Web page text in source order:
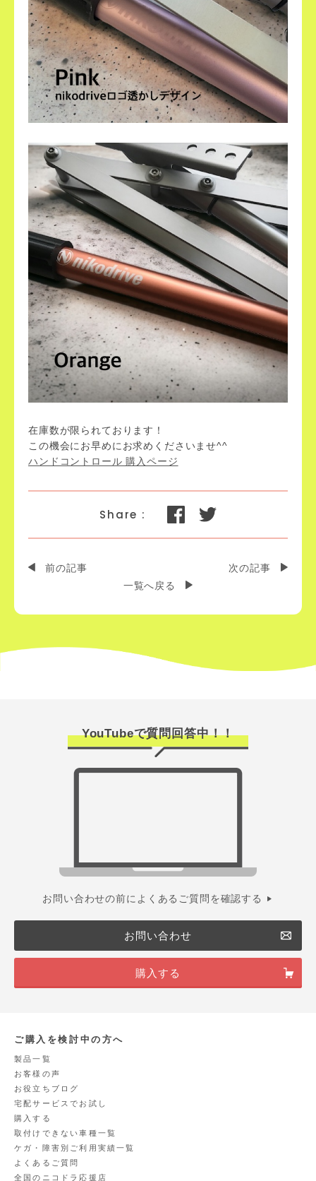
在庫数が限られております！
この機会にお早めにお求めくださいませ^^
ハンドコントロール 購入ページ
前の記事
一覧へ戻る
次の記事
YouTubeで質問回答中！！
お問い合わせの前によくあるご質問を確認する
お問い合わせ
購入する
ご購入を検討中の方へ
製品一覧
お客様の声
お役立ちブログ
宅配サービスでお試し
購入する
取付けできない車種一覧
ケガ・障害別ご利用実績一覧
よくあるご質問
全国のニコドラ応援店